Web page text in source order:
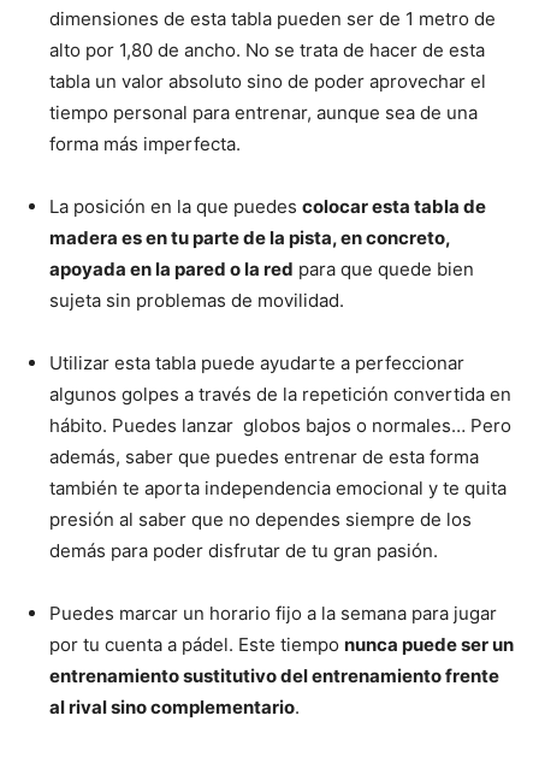
dimensiones de esta tabla pueden ser de 1 metro de
alto por 1,80 de ancho. No se trata de hacer de esta
tabla un valor absoluto sino de poder aprovechar el
tiempo personal para entrenar, aunque sea de una
forma más imperfecta.
La posición en la que puedes colocar esta tabla de
madera es en tu parte de la pista, en concreto,
apoyada en la pared o la red para que quede bien
sujeta sin problemas de movilidad.
Utilizar esta tabla puede ayudarte a perfeccionar
algunos golpes a través de la repetición convertida en
hábito. Puedes lanzar globos bajos o normales… Pero
además, saber que puedes entrenar de esta forma
también te aporta independencia emocional y te quita
presión al saber que no dependes siempre de los
demás para poder disfrutar de tu gran pasión.
Puedes marcar un horario fijo a la semana para jugar
por tu cuenta a pádel. Este tiempo nunca puede ser un
entrenamiento sustitutivo del entrenamiento frente
al rival sino complementario.